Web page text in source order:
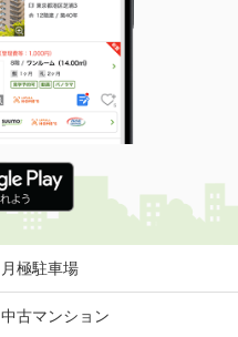
月極駐車場
中古マンション